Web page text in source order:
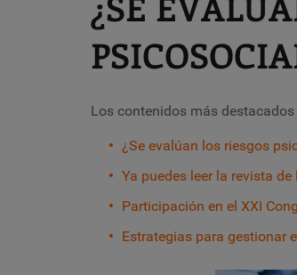
Los contenidos más
¿Se evalúan los riesgos
Ya puedes leer la revista
Participación en el XXI
Estrategias para gestionar